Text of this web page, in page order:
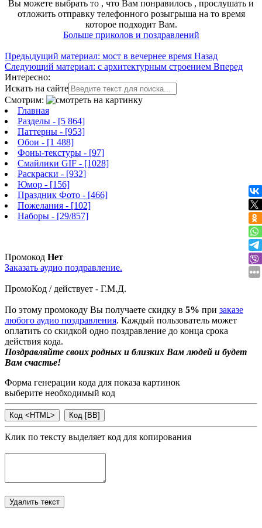
Вы можете выбрать то , что Вам понравилось , прослушать и
отложить отправку телефонного розыгрыша на то время
которое подходит Вам.
Больше приколов и поздравлений
Предыдущий материал: мост в вечернее время Назад
Следующий материал: с архитектурным строением Вперед
Интересно:
Искать на сайте
Смотрим:
Главная
Разделы - [5 864]
Паттерны - [953]
Обои - [1 488]
Фоны-текстуры - [97]
Смайлики GIF - [1028]
Раскраски - [932]
Юмор - [156]
Праздник Фото - [466]
Пожелания - [102]
Наборы - [29/857]
Промокод Нет
Заказать аудио поздравление.
ПромоКод / действует - Г.М.Д.
По этому промокоду Вы получаете скидку в 5% при заказе
любого аудио поздравления. Каждый пользователь может
оплатить со скидкой одно поздравление до конца срока
действия кода.
Поздравляйте своих родных и близких Вам людей и будет
Вам счастье!
Форма генерации кода для показа картинок
выберите необходимый код
Клик по тексту выделяет код для копирования